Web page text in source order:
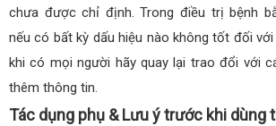
chưa được chỉ định. Trong điều trị bệnh
nếu có bất kỳ dấu hiệu nào không tốt đối
khi có mọi người hãy quay lại trao đổi với
thêm thông tin.
Tác dụng phụ & Lưu ý trước khi dùng